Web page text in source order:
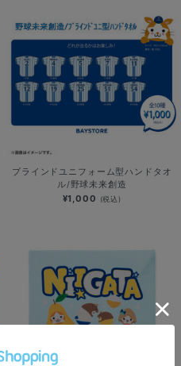
ブラインドユニフォーム型ハンドタオ
ル/野球未来創造
¥1,000 (税込)